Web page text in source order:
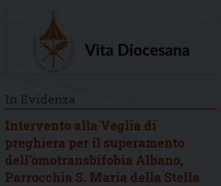
Intervento alla Veglia di
preghiera per il superamento
dell’omotransbifobia Albano,
Parrocchia S. Maria della Stella